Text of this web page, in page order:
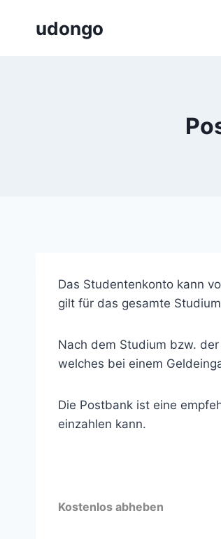
udongo
Das Studentenkonto kann
gilt für das gesamte
Nach dem Studium bzw.
welches bei einem
Die Postbank ist eine
einzahlen kann.
Kostenlos abheben